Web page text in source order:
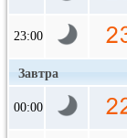
23:00
Завтра
00:00